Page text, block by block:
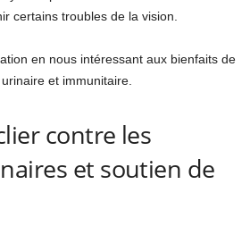
certains troubles de la vision.
en nous intéressant aux bienfaits de
et immunitaire.
contre les
et soutien de